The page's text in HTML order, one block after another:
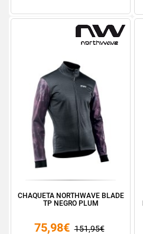
CHAQUETA NORTHWAVE BLADE
TP NEGRO PLUM
75,98€ 151,95€